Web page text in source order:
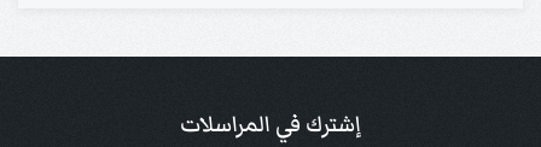
إشترك في المراسلات